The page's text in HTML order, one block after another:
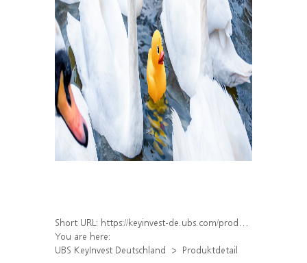
Short URL: https://keyinvest-de.ubs.com/produkt/detail/index/isin/DE000WA6GLC8
You are here:
UBS KeyInvest Deutschland
Produktdetail